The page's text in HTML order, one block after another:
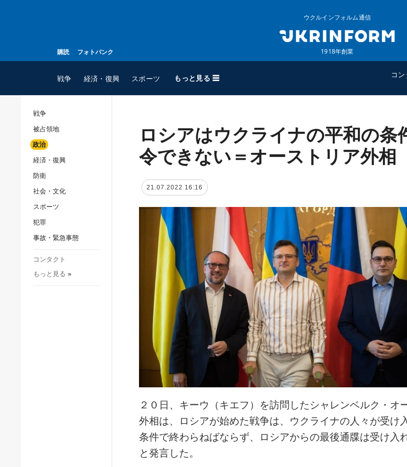
購読 フォトバンク
ウクルインフォルム通信
1918年創業
戦争 経済・復興 スポーツ もっと見る ☰ コン
スポーツ
ウクルインフォルム
ウクルインフォルムについ
て
追加
特集
インタビュー
戦争
被占領地
政治
経済・復興
防衛
社会・文化
スポーツ
犯罪
事故・緊急事態
コンタクト
もっと見る »
ロシアはウクライナの平和の条
令できない＝オーストリア外相
21.07.2022 16:16
２０日、キーウ（キエフ）を訪問したシャレンベルク・オ
外相は、ロシアが始めた戦争は、ウクライナの人々が受け
条件で終わらねばならず、ロシアからの最後通牒は受け入
と発言した。